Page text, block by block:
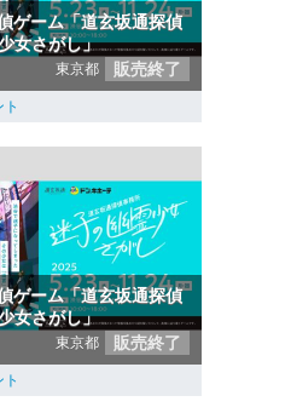
ゲーム「道玄坂通探偵
女さがし」
東京都 販売終了
ゲーム「道玄坂通探偵
女さがし」
東京都 販売終了